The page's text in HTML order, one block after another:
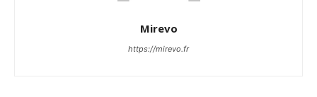
Mirevo
https://mirevo.fr